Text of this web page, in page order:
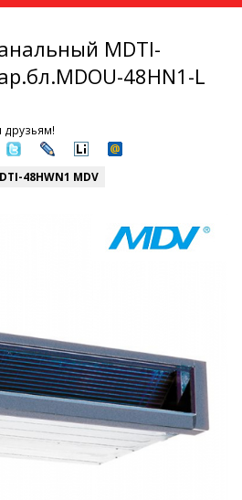
MDTI-
48HN1-L
друзьям!
48HWN1 MDV